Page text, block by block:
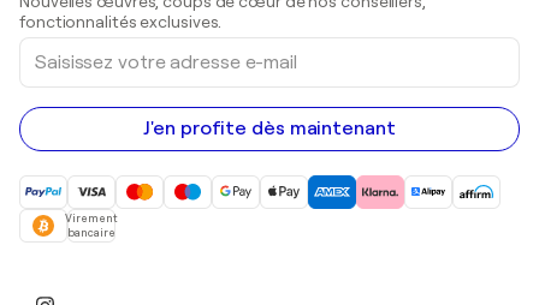
Peintures acryliques
fonctionnalités exclusives.
Saisissez
votre
adresse
e-
mail
J'en profite dès maintenant
Virement
bancaire